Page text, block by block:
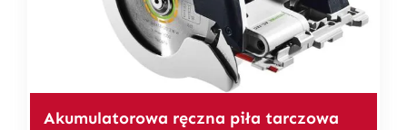
Akumulatorowa ręczna piła tarczowa